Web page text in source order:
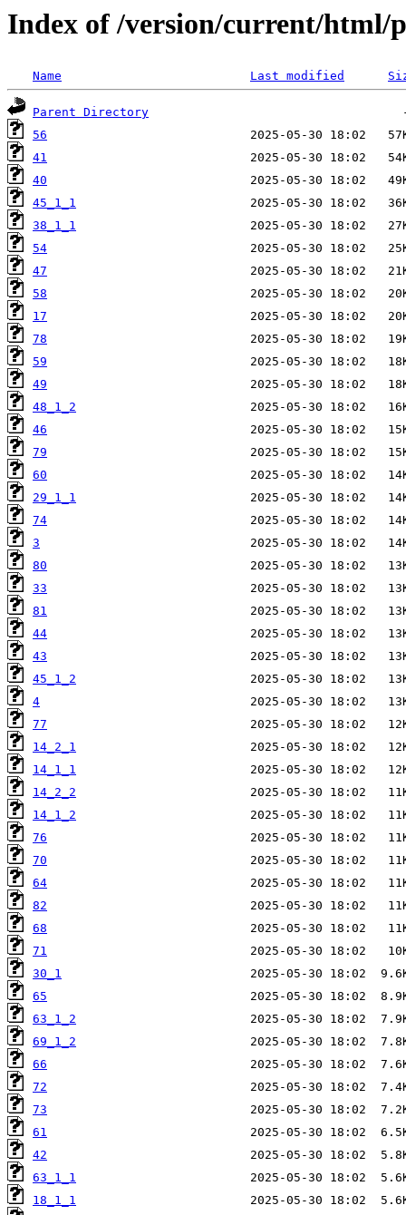
Index of /version/current/html/
Name Last modified
Parent Directory
56
41
40
45_1_1
38_1_1
54
47
58
17
78
59
49
48_1_2
46
79
60
29_1_1
74
3
80
33
81
44
43
45_1_2
4
77
14_2_1
14_1_1
14_2_2
14_1_2
76
70
64
82
68
71
30_1
65
63_1_2
69_1_2
66
72
73
61
42
63_1_1
18_1_1